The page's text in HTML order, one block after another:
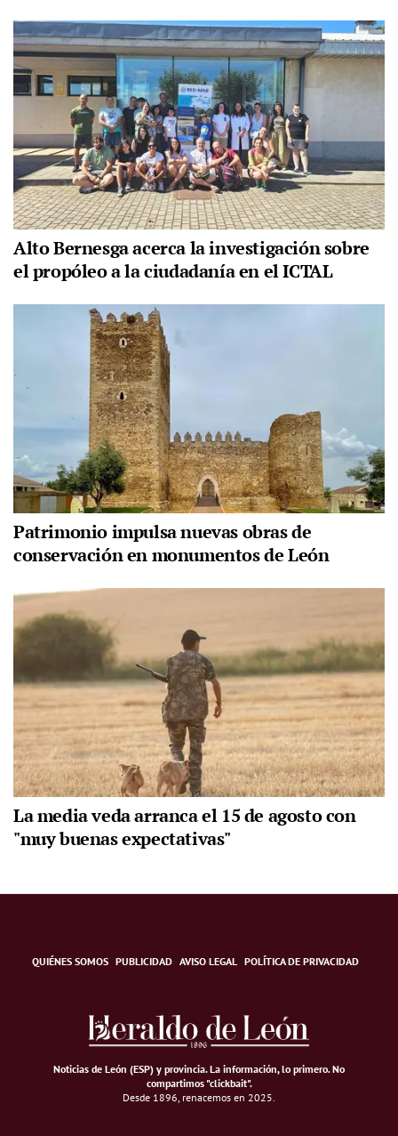
Alto Bernesga acerca la investigación sobre
el propóleo a la ciudadanía en el ICTAL
Patrimonio impulsa nuevas obras de
conservación en monumentos de León
La media veda arranca el 15 de agosto con
"muy buenas expectativas"
QUIÉNES SOMOS PUBLICIDAD AVISO LEGAL POLÍTICA DE PRIVACIDAD
Noticias de León (ESP) y provincia. La información, lo primero.No
compartimos "clickbait".
Desde 1896, renacemos en 2025.